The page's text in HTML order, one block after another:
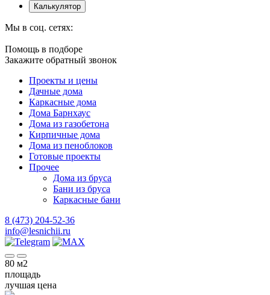
Калькулятор
Мы в соц. сетях:
Помощь в подборе
Закажите обратный звонок
Проекты и цены
Дачные дома
Каркасные дома
Дома Барнхаус
Дома из газобетона
Кирпичные дома
Дома из пеноблоков
Готовые проекты
Прочее
Дома из бруса
Бани из бруса
Каркасные бани
8 (473) 204-52-36
info@lesnichii.ru
80 м2
площадь
лучшая цена